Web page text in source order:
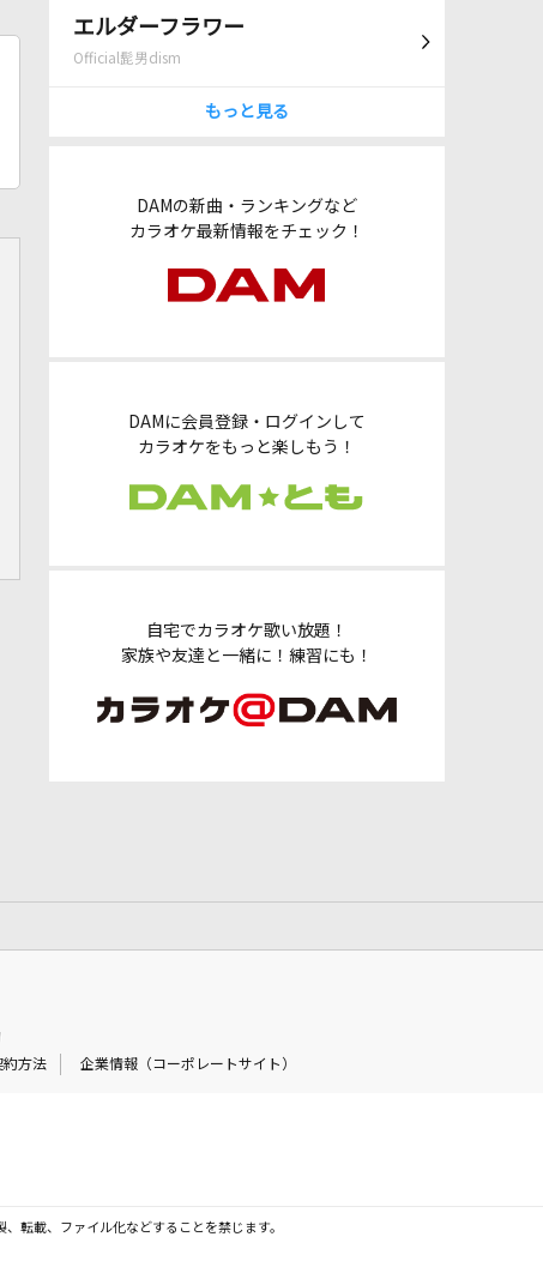
エルダーフラワー
Official髭男dism
もっと見る
DAMの新曲・ランキングなど
カラオケ最新情報をチェック！
DAMに会員登録・ログインして
カラオケをもっと楽しもう！
自宅でカラオケ歌い放題！
家族や友達と一緒に！練習にも！
約方法 企業情報（コーポレートサイト）
転載、ファイル化などすることを禁じます。